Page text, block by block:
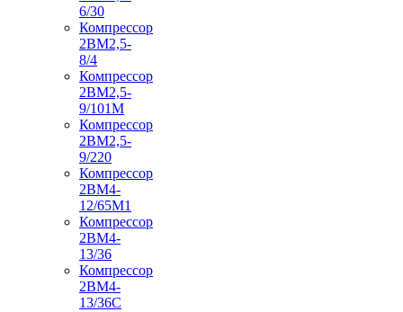
6/30
Компрессор
2ВМ2,5-
8/4
Компрессор
2ВМ2,5-
9/101М
Компрессор
2ВМ2,5-
9/220
Компрессор
2ВМ4-
12/65М1
Компрессор
2ВМ4-
13/36
Компрессор
2ВМ4-
13/36С